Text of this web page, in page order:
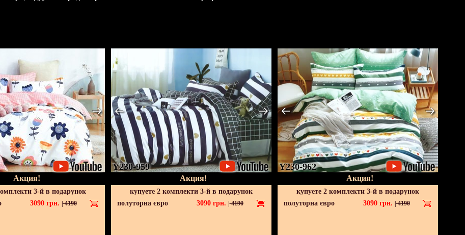
Акция!
3-й в подарунок
3090 грн. |4190
Y230-959
Акция!
купуете 2 комплекти 3-й в подарунок
полуторна євро
3090 грн. |4190
Y230-962
Акция!
купуете 2 комплекти 3-й в подарунок
полуторна євро
3090 грн. |4190